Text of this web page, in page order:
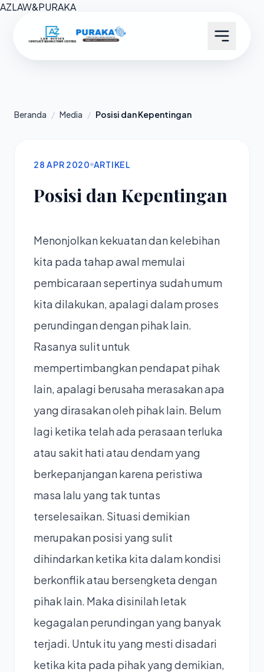
AZLAW&PURAKA
Beranda / Media / Posisi dan Kepentingan
28 APR 2020 ARTIKEL
Posisi dan Kepentingan
Menonjolkan kekuatan dan kelebihan
kita pada tahap awal memulai
pembicaraan sepertinya sudah umum
kita dilakukan, apalagi dalam proses
perundingan dengan pihak lain.
Rasanya sulit untuk
mempertimbangkan pendapat pihak
lain, apalagi berusaha merasakan apa
yang dirasakan oleh pihak lain. Belum
lagi ketika telah ada perasaan terluka
atau sakit hati atau dendam yang
berkepanjangan karena peristiwa
masa lalu yang tak tuntas
terselesaikan. Situasi demikian
merupakan posisi yang sulit
dihindarkan ketika kita dalam kondisi
berkonflik atau bersengketa dengan
pihak lain. Maka disinilah letak
kegagalan perundingan yang banyak
terjadi. Untuk itu yang mesti disadari
ketika kita pada pihak yang demikian,